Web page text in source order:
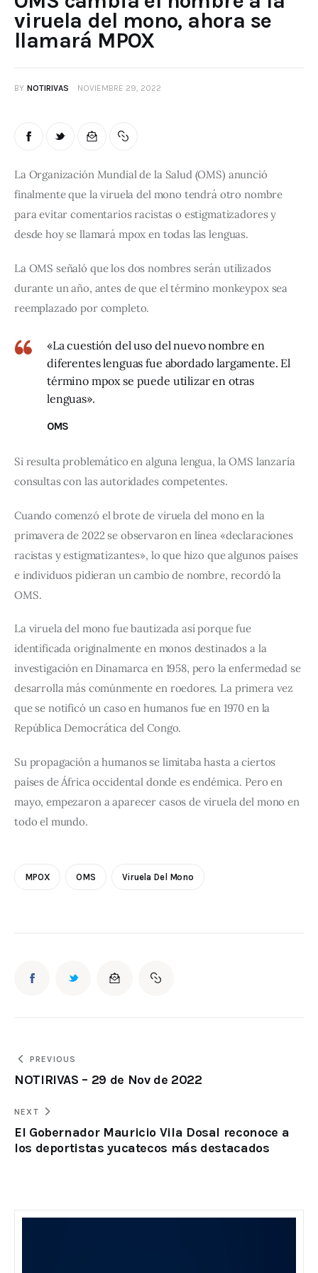
viruela del mono, ahora se
llamará MPOX
BY NOTIRIVAS NOVIEMBRE 29, 2022
La Organización Mundial de la Salud (OMS) anunció
finalmente que la viruela del mono tendrá otro nombre
para evitar comentarios racistas o estigmatizadores y
desde hoy se llamará mpox en todas las lenguas.
La OMS señaló que los dos nombres serán utilizados
durante un año, antes de que el término monkeypox sea
reemplazado por completo.
«La cuestión del uso del nuevo nombre en
diferentes lenguas fue abordado largamente. El
término mpox se puede utilizar en otras
lenguas».
OMS
Si resulta problemático en alguna lengua, la OMS lanzaría
consultas con las autoridades competentes.
Cuando comenzó el brote de viruela del mono en la
primavera de 2022 se observaron en línea «declaraciones
racistas y estigmatizantes», lo que hizo que algunos países
e individuos pidieran un cambio de nombre, recordó la
OMS.
La viruela del mono fue bautizada así porque fue
identificada originalmente en monos destinados a la
investigación en Dinamarca en 1958, pero la enfermedad se
desarrolla más comúnmente en roedores. La primera vez
que se notificó un caso en humanos fue en 1970 en la
República Democrática del Congo.
Su propagación a humanos se limitaba hasta a ciertos
países de África occidental donde es endémica. Pero en
mayo, empezaron a aparecer casos de viruela del mono en
todo el mundo.
MPOX OMS Viruela Del Mono
PREVIOUS
NOTIRIVAS – 29 de Nov de 2022
NEXT
El Gobernador Mauricio Vila Dosal reconoce a
los deportistas yucatecos más destacados